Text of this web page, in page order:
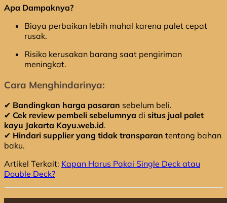
Apa Dampaknya?
Biaya perbaikan lebih mahal karena palet cepat
rusak.
Risiko kerusakan barang saat pengiriman
meningkat.
Cara Menghindarinya:
✔ Bandingkan harga pasaran sebelum beli.
✔ Cek review pembeli sebelumnya di situs jual palet
kayu Jakarta Kayu.web.id.
✔ Hindari supplier yang tidak transparan tentang bahan
baku.
Artikel Terkait: Kapan Harus Pakai Single Deck atau
Double Deck?